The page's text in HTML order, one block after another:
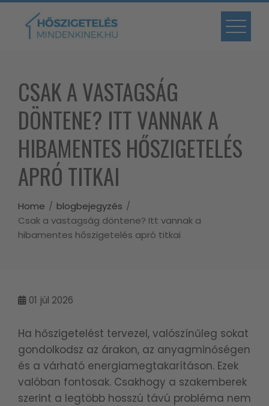
Skip
content
CSAK A VASTAGSÁG
DÖNTENE? ITT VANNAK A
HIBAMENTES HŐSZIGETELÉS
APRÓ TITKAI
Home
blogbejegyzés
Csak a vastagság döntene? Itt vannak a
hibamentes hőszigetelés apró titkai
01 júl 2026
Ha hőszigetelést tervezel, valószínűleg sokat
gondolkodsz az árakon, az anyagminőségen
és a várható energiamegtakarításon. Ezek
valóban fontosak. Csakhogy a szakemberek
szerint a legtöbb hosszú távú probléma nem